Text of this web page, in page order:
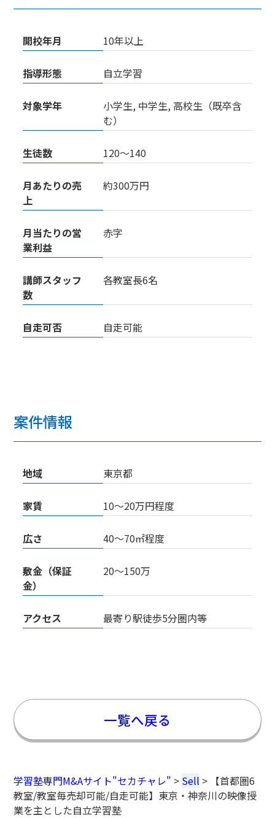
開校年月 10年以上
指導形態 自立学習
対象学年
小学生, 中学生, 高校生（既卒含
む）
生徒数 120〜140
月あたりの売
上
約300万円
月当たりの営
業利益
赤字
講師スタッフ
数
各教室長6名
自走可否 自走可能
案件情報
地域 東京都
家賃 10～20万円程度
広さ 40～70㎡程度
敷金（保証
金）
20～150万
アクセス 最寄り駅徒歩5分圏内等
一覧へ戻る
学習塾専門M&Aサイト"セカチャレ" > Sell > 【首都圏6
教室/教室毎売却可能/自走可能】東京・神奈川の映像授
業を主とした自立学習塾